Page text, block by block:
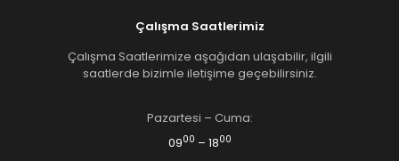
Çalışma Saatlerimiz
Çalışma Saatlerimize aşağıdan ulaşabilir, ilgili
saatlerde bizimle iletişime geçebilirsiniz.
Pazartesi – Cuma:
0900 – 1800